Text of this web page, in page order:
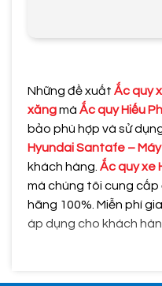
Những đề xuất Ắc quy
xăngmà Ắc quy Hiếu
bảo phù hợp và sử
Hyundai Santafe –
khách hàng. Ắc quy xe
mà chúng tôi cung cấp
hãng 100%. Miễn phí
áp dụng cho khách